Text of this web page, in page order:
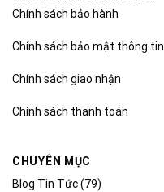
Chính sách bảo hành
Chính sách bảo mật thông tin
Chính sách giao nhận
Chính sách thanh toán
CHUYÊN MỤC
Blog Tin Tức(79)